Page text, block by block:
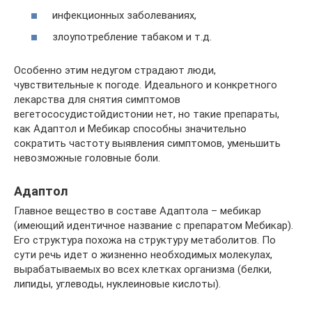
инфекционных заболеваниях,
злоупотребление табаком и т.д.
Особенно этим недугом страдают люди,
чувствительные к погоде. Идеального и конкретного
лекарства для снятия симптомов
вегетососудистойдистонии нет, но такие препараты,
как Адаптол и Мебикар способны значительно
сократить частоту выявления симптомов, уменьшить
невозможные головные боли.
Адаптол
Главное вещество в составе Адаптола – мебикар
(имеющий идентичное название с препаратом Мебикар).
Его структура похожа на структуру метаболитов. По
сути речь идет о жизненно необходимых молекулах,
вырабатываемых во всех клетках организма (белки,
липиды, углеводы, нуклеиновые кислоты).